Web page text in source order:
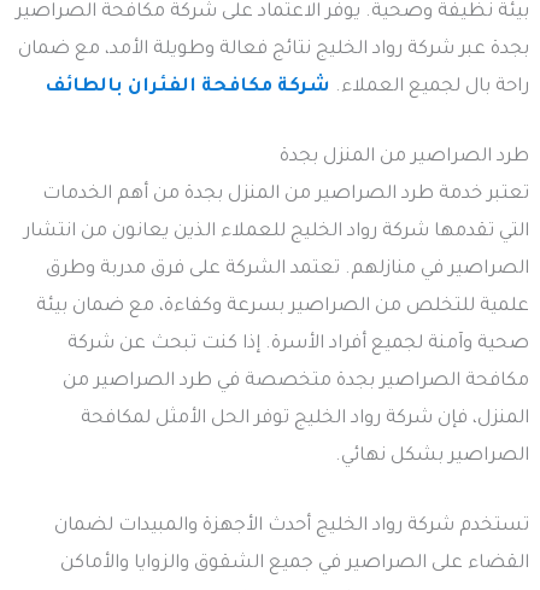
بيئة نظيفة وصحية. يوفر الاعتماد على شركة مكافحة الصراصير
بجدة عبر شركة رواد الخليج نتائج فعالة وطويلة الأمد، مع ضمان
راحة بال لجميع العملاء. شركة مكافحة الفئران بالطائف
طرد الصراصير من المنزل بجدة
تعتبر خدمة طرد الصراصير من المنزل بجدة من أهم الخدمات
التي تقدمها شركة رواد الخليج للعملاء الذين يعانون من انتشار
الصراصير في منازلهم. تعتمد الشركة على فرق مدربة وطرق
علمية للتخلص من الصراصير بسرعة وكفاءة، مع ضمان بيئة
صحية وآمنة لجميع أفراد الأسرة. إذا كنت تبحث عن شركة
مكافحة الصراصير بجدة متخصصة في طرد الصراصير من
المنزل، فإن شركة رواد الخليج توفر الحل الأمثل لمكافحة
الصراصير بشكل نهائي.
تستخدم شركة رواد الخليج أحدث الأجهزة والمبيدات لضمان
القضاء على الصراصير في جميع الشقوق والزوايا والأماكن